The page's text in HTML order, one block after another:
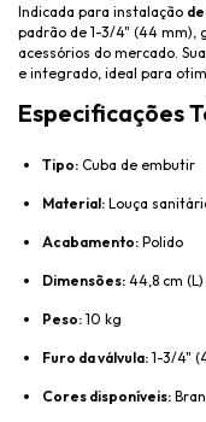
Indicada para instalação
padrão de 1-3/4" (44 mm),
acessórios do mercado.
e integrado, ideal para
Especificações
Tipo: Cuba de embutir
Material: Louça
Acabamento: Polido
Dimensões: 44,8 cm
Peso: 10 kg
Furo da válvula: 1-3/4"
Cores disponíveis: